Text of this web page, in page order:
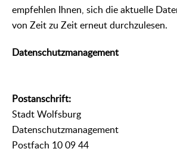
empfehlen Ihnen, sich die aktuelle
von Zeit zu Zeit erneut durchzulesen.
Datenschutzmanagement
Postanschrift:
Stadt Wolfsburg
Datenschutzmanagement
Postfach 10 09 44